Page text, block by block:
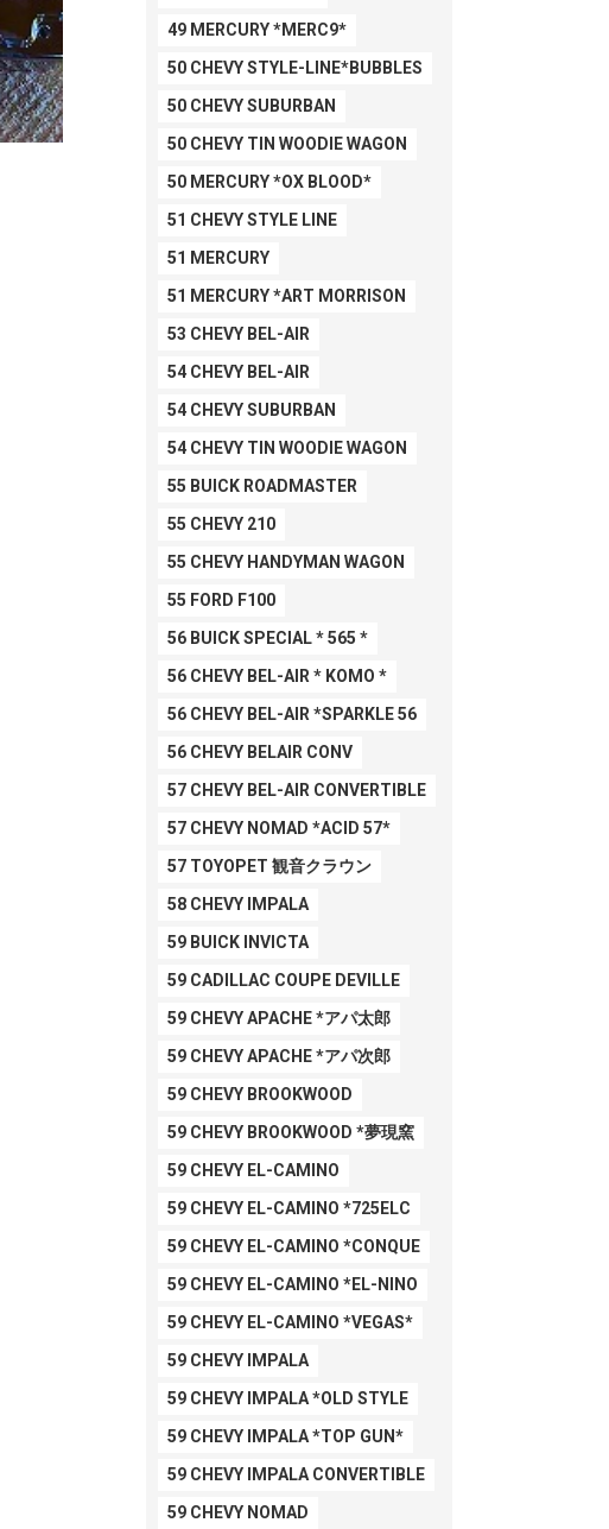
49 MERCURY *MERC9*
50 CHEVY STYLE-LINE*BUBBLES
50 CHEVY SUBURBAN
50 CHEVY TIN WOODIE WAGON
50 MERCURY *OX BLOOD*
51 CHEVY STYLE LINE
51 MERCURY
51 MERCURY *ART MORRISON
53 CHEVY BEL-AIR
54 CHEVY BEL-AIR
54 CHEVY SUBURBAN
54 CHEVY TIN WOODIE WAGON
55 BUICK ROADMASTER
55 CHEVY 210
55 CHEVY HANDYMAN WAGON
55 FORD F100
56 BUICK SPECIAL * 565 *
56 CHEVY BEL-AIR * KOMO *
56 CHEVY BEL-AIR *SPARKLE 56
56 CHEVY BELAIR CONV
57 CHEVY BEL-AIR CONVERTIBLE
57 CHEVY NOMAD *ACID 57*
57 TOYOPET 観音クラウン
58 CHEVY IMPALA
59 BUICK INVICTA
59 CADILLAC COUPE DEVILLE
59 CHEVY APACHE *アパ太郎
59 CHEVY APACHE *アパ次郎
59 CHEVY BROOKWOOD
59 CHEVY BROOKWOOD *夢現窯
59 CHEVY EL-CAMINO
59 CHEVY EL-CAMINO *725ELC
59 CHEVY EL-CAMINO *CONQUE
59 CHEVY EL-CAMINO *EL-NINO
59 CHEVY EL-CAMINO *VEGAS*
59 CHEVY IMPALA
59 CHEVY IMPALA *OLD STYLE
59 CHEVY IMPALA *TOP GUN*
59 CHEVY IMPALA CONVERTIBLE
59 CHEVY NOMAD